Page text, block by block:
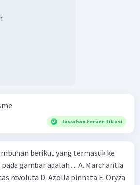
Jawaban terverifikasi
berikut yang termasuk ke
gambar adalah .... A. Marchantia
revoluta D. Azolla pinnata E. Oryza